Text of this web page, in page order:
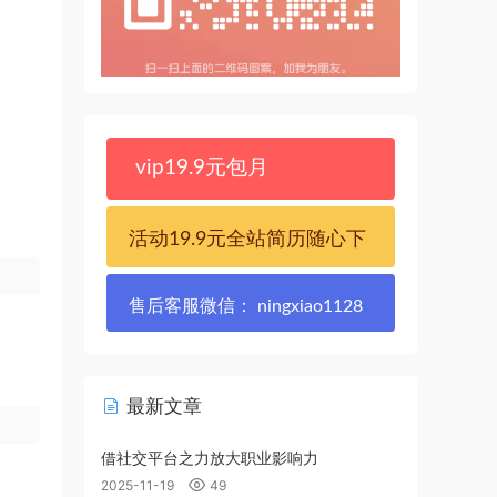
vip19.9元包月
活动19.9元全站简历随心下
售后客服微信： ningxiao1128
最新文章
借社交平台之力放大职业影响力
2025-11-19 49